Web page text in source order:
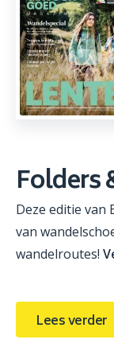
Folders
Deze editie van
van
wandelroutes!
Lees verder